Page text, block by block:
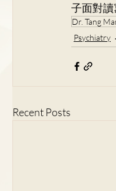
子面對讀
Dr. Tang
Psychiatry
Recent Posts